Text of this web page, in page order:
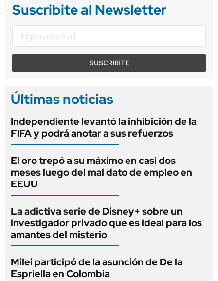
Suscribite al Newsletter
SUSCRIBITE
Últimas noticias
Independiente levantó la inhibición de la
FIFA y podrá anotar a sus refuerzos
El oro trepó a su máximo en casi dos
meses luego del mal dato de empleo en
EEUU
La adictiva serie de Disney+ sobre un
investigador privado que es ideal para los
amantes del misterio
Milei participó de la asunción de De la
Espriella en Colombia